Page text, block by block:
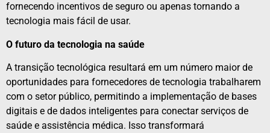
fornecendo incentivos de seguro ou apenas tornando a
tecnologia mais fácil de usar.
O futuro da tecnologia na saúde
A transição tecnológica resultará em um número maior de
oportunidades para fornecedores de tecnologia trabalharem
com o setor público, permitindo a implementação de bases
digitais e de dados inteligentes para conectar serviços de
saúde e assistência médica. Isso transformará